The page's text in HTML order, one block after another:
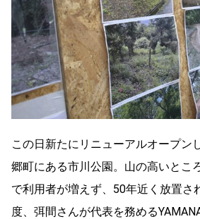
この日新たにリニューアルオープン
郷町にある市川公園。山の高いとこ
で利用者が増えず、50年近く放置さ
度、弭間さんが代表を務める